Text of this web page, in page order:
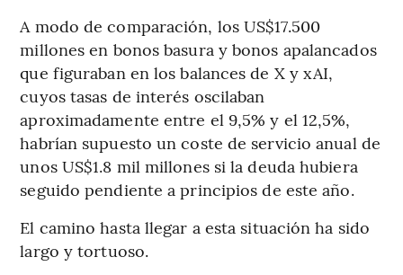
A modo de comparación, los US$17.500
millones en bonos basura y bonos apalancados
que figuraban en los balances de X y xAI,
cuyos tasas de interés oscilaban
aproximadamente entre el 9,5% y el 12,5%,
habrían supuesto un coste de servicio anual de
unos US$1.8 mil millones si la deuda hubiera
seguido pendiente a principios de este año.
El camino hasta llegar a esta situación ha sido
largo y tortuoso.